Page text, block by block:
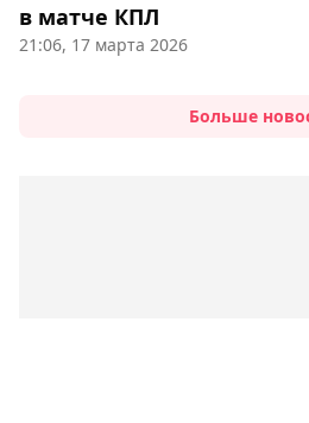
в матче КПЛ
21:06, 17 марта 2026
Больше